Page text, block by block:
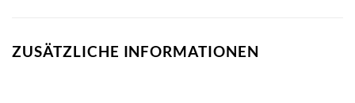
ZUSÄTZLICHE INFORMATIONEN